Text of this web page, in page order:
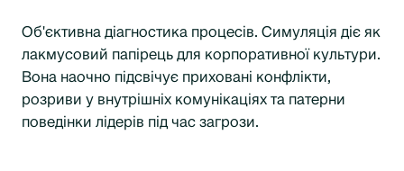
Об'єктивна діагностика процесів. Симуляція діє як
лакмусовий папірець для корпоративної культури.
Вона наочно підсвічує приховані конфлікти,
розриви у внутрішніх комунікаціях та патерни
поведінки лідерів під час загрози.